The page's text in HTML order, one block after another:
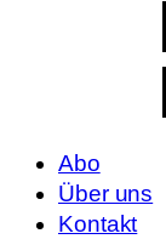
Abo
Über uns
Kontakt